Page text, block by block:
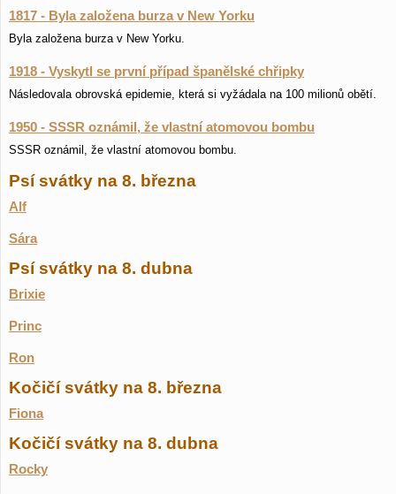
1817 - Byla založena burza v New Yorku
Byla založena burza v New Yorku.
1918 - Vyskytl se první případ španělské chřipky
Následovala obrovská epidemie, která si vyžádala na 100 milionů obětí.
1950 - SSSR oznámil, že vlastní atomovou bombu
SSSR oznámil, že vlastní atomovou bombu.
Psí svátky na 8. března
Alf
Sára
Psí svátky na 8. dubna
Brixie
Princ
Ron
Kočičí svátky na 8. března
Fiona
Kočičí svátky na 8. dubna
Rocky